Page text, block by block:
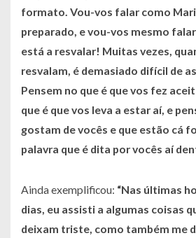
formato. Vou-vos falar como
preparado, e vou-vos mesmo
está a resvalar! Muitas vezes,
resvalam, é demasiado difícil de
Pensem no que é que vos fez
que é que vos leva a estar aí, e
gostam de vocês e que estão cá
palavra que é dita por vocês aí
Ainda exemplificou: “Nas últimas
dias, eu assisti a algumas coisas
deixam triste, como também me